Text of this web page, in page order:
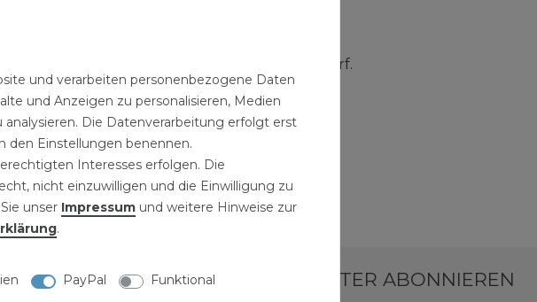
nicht in den Hausmüll gegeben werden darf.
NEWSLETTER ABONNIEREN
und verarbeiten personenbezogene Daten
und Anzeigen zu personalisieren, Medien
Die Datenverarbeitung erfolgt erst
den Einstellungen benennen.
Interesses erfolgen. Die
nicht einzuwilligen und die Einwilligung zu
unser Impressum und weitere Hinweise zur
.
PayPal Funktional